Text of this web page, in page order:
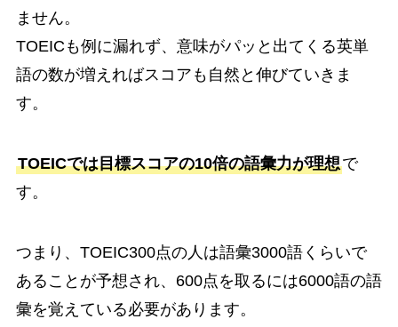
ません。
TOEICも例に漏れず、意味がパッと出てくる英単
語の数が増えればスコアも自然と伸びていきま
す。
TOEICでは目標スコアの10倍の語彙力が理想で
す。
つまり、TOEIC300点の人は語彙3000語くらいで
あることが予想され、600点を取るには6000語の語
彙を覚えている必要があります。